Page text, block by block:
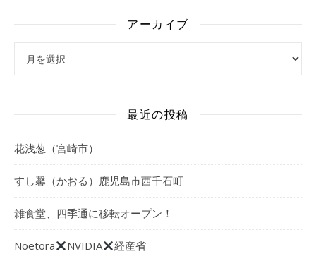
アーカイブ
最近の投稿
花浅葱（宮崎市）
すし馨（かおる）鹿児島市西千石町
雑食堂、四季通に移転オープン！
Noetora NVIDIA 経産省